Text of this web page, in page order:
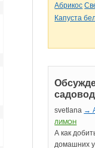
Абрикос
Капуста
svetlana →
ЛИМОН
А как
домашних